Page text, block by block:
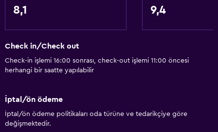
Üst katlara asansörle erişilebilir
Tüm alanlarda Wi-Fi erişimi
İnternet
Ücretsiz tuvalet malzemeleri
Duman alarmları
Isıtma
8,1 9,4
Check in/Check out
Check-in işlemi 16:00 sonrası, check-out işlemi 11:00 öncesi
herhangi bir saatte yapılabilir
İptal/ön ödeme
İptal/ön ödeme politikaları oda türüne ve tedarikçiye göre
değişmektedir.